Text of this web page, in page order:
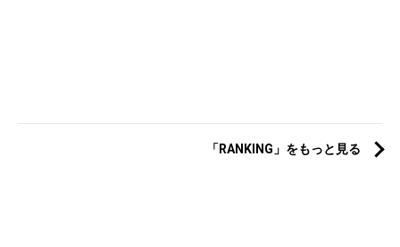
「RANKING」をもっと見る